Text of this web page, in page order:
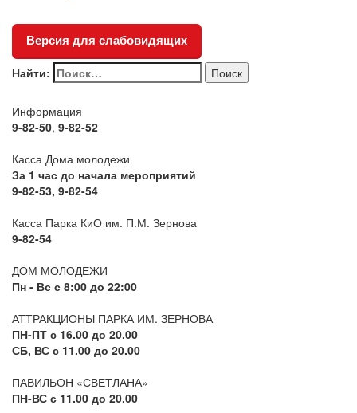
Версия для слабовидящих
Найти:
Информация
9-82-50, 9-82-52
Касса Дома молодежи
За 1 час до начала мероприятий
9-82-53, 9-82-54
Касса Парка КиО им. П.М. Зернова
9-82-54
ДОМ МОЛОДЕЖИ
Пн - Вс с 8:00 до 22:00
АТТРАКЦИОНЫ ПАРКА ИМ. ЗЕРНОВА
ПН-ПТ с 16.00 до 20.00
СБ, ВС с 11.00 до 20.00
ПАВИЛЬОН «СВЕТЛАНА»
ПН-ВС с 11.00 до 20.00